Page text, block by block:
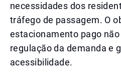
necessidades dos
tráfego de passagem. O
estacionamento pago
regulação da demanda e
acessibilidade.